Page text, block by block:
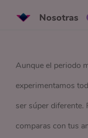
Nosotras
Aunque el periodo
experimentamos
ser súper diferente.
comparas con tus